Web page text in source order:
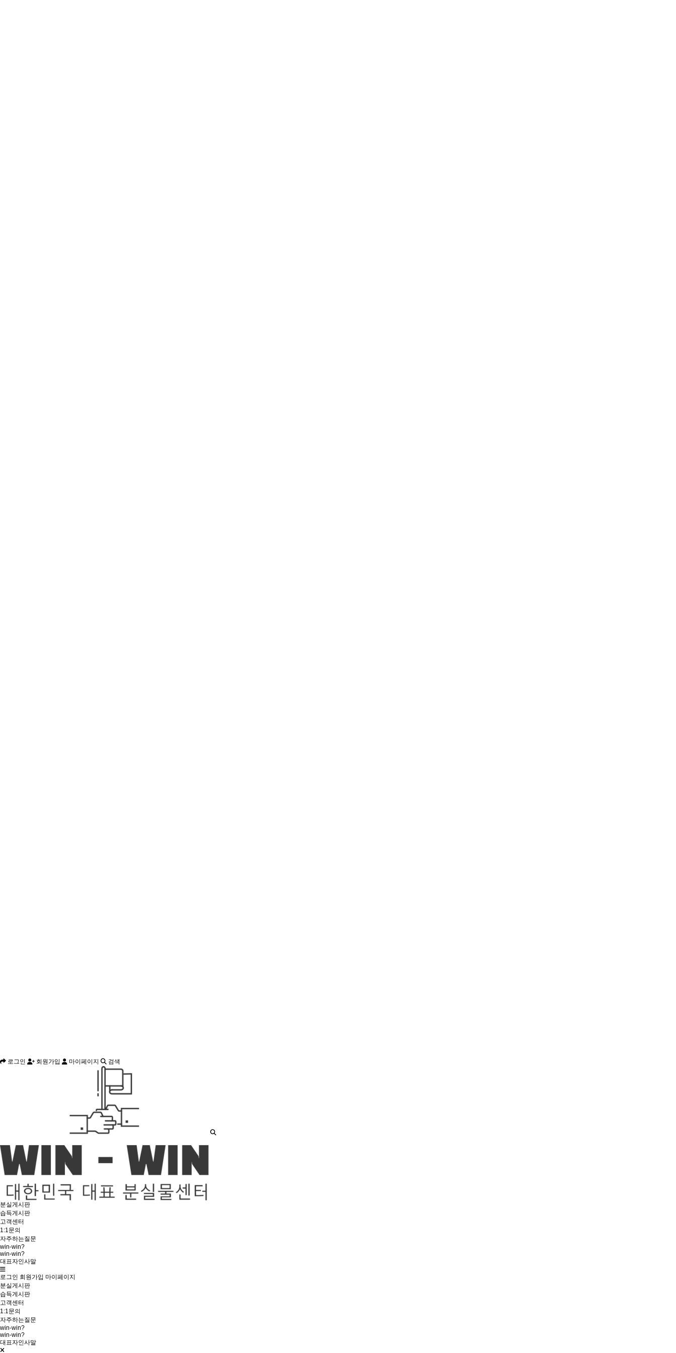
로그인 회원가입 마이페이지 검색
분실게시판
습득게시판
고객센터
1:1문의
자주하는질문
win-win?
win-win?
대표자인사말
로그인 회원가입 마이페이지
분실게시판
습득게시판
고객센터
1:1문의
자주하는질문
win-win?
win-win?
대표자인사말